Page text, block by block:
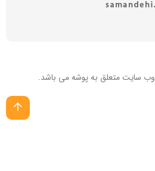
وب سایتمتعلق به پوشه می باشد.